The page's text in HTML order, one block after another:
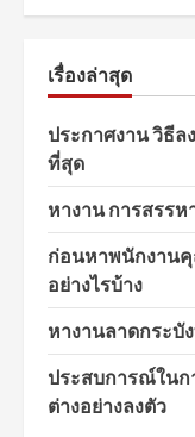
เรื่องล่าสุด
ประกาศงาน วิธีล
ที่สุด
หางาน การสรร
ก่อนหาพนักงาน
อย่างไรบ้าง
หางานลาดกระบั
ประสบการณ์ในก
ต่างอย่างลงตัว